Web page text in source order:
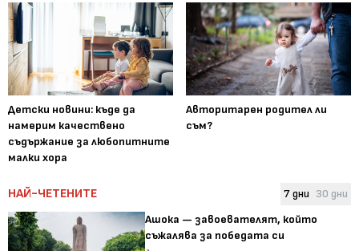
Детски новини: къде да
намерим качествено
съдържание за любопитните
малки хора
Авторитарен родител ли
съм?
НАЙ-ЧЕТЕНИТЕ 7 дни 30 дни
Ашока — завоевателят, който
съжалява за победата си